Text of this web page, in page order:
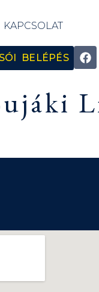
KAPCSOLAT
BELÉPÉS